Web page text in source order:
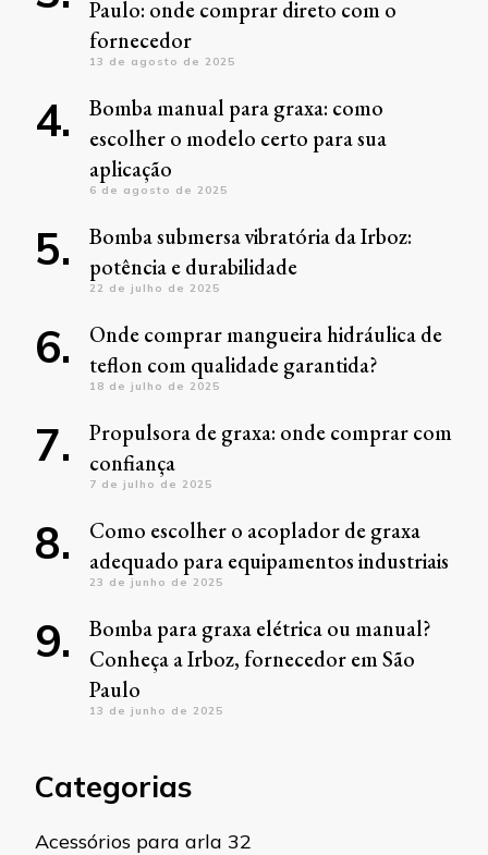
Paulo: onde comprar direto com o
fornecedor
13 de agosto de 2025
Bomba manual para graxa: como
escolher o modelo certo para sua
aplicação
6 de agosto de 2025
Bomba submersa vibratória da Irboz:
potência e durabilidade
22 de julho de 2025
Onde comprar mangueira hidráulica de
teflon com qualidade garantida?
18 de julho de 2025
Propulsora de graxa: onde comprar com
confiança
7 de julho de 2025
Como escolher o acoplador de graxa
adequado para equipamentos industriais
23 de junho de 2025
Bomba para graxa elétrica ou manual?
Conheça a Irboz, fornecedor em São
Paulo
13 de junho de 2025
Categorias
Acessórios para arla 32